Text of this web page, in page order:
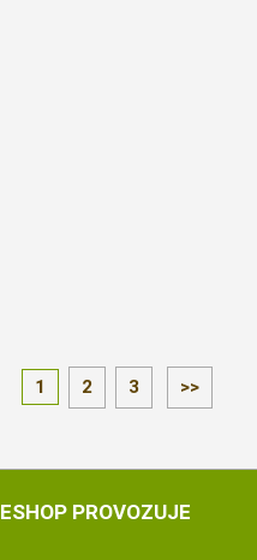
1 2 3 >>
ESHOP PROVOZUJE